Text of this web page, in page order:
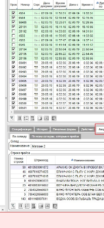
товародвижения
надбавкам